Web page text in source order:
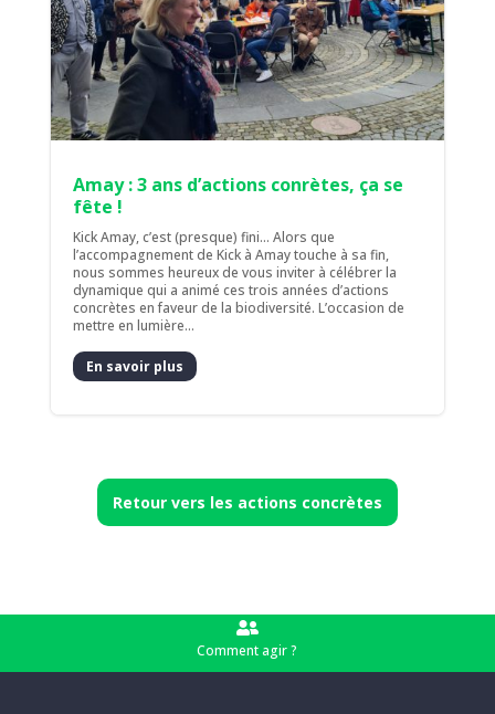
Amay : 3 ans d’actions conrètes, ça se
fête !
Kick Amay, c’est (presque) fini... Alors que
l’accompagnement de Kick à Amay touche à sa fin,
nous sommes heureux de vous inviter à célébrer la
dynamique qui a animé ces trois années d’actions
concrètes en faveur de la biodiversité. L’occasion de
mettre en lumière...
En savoir plus
Retour vers les actions concrètes

Comment agir ?